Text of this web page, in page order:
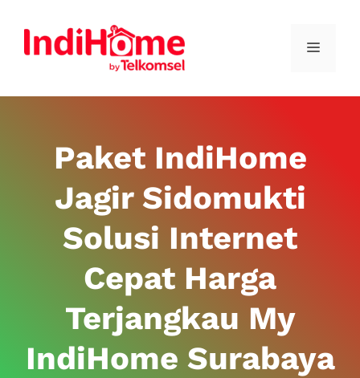
Paket IndiHome
Jagir Sidomukti
Solusi Internet
Cepat Harga
Terjangkau My
IndiHome Surabaya